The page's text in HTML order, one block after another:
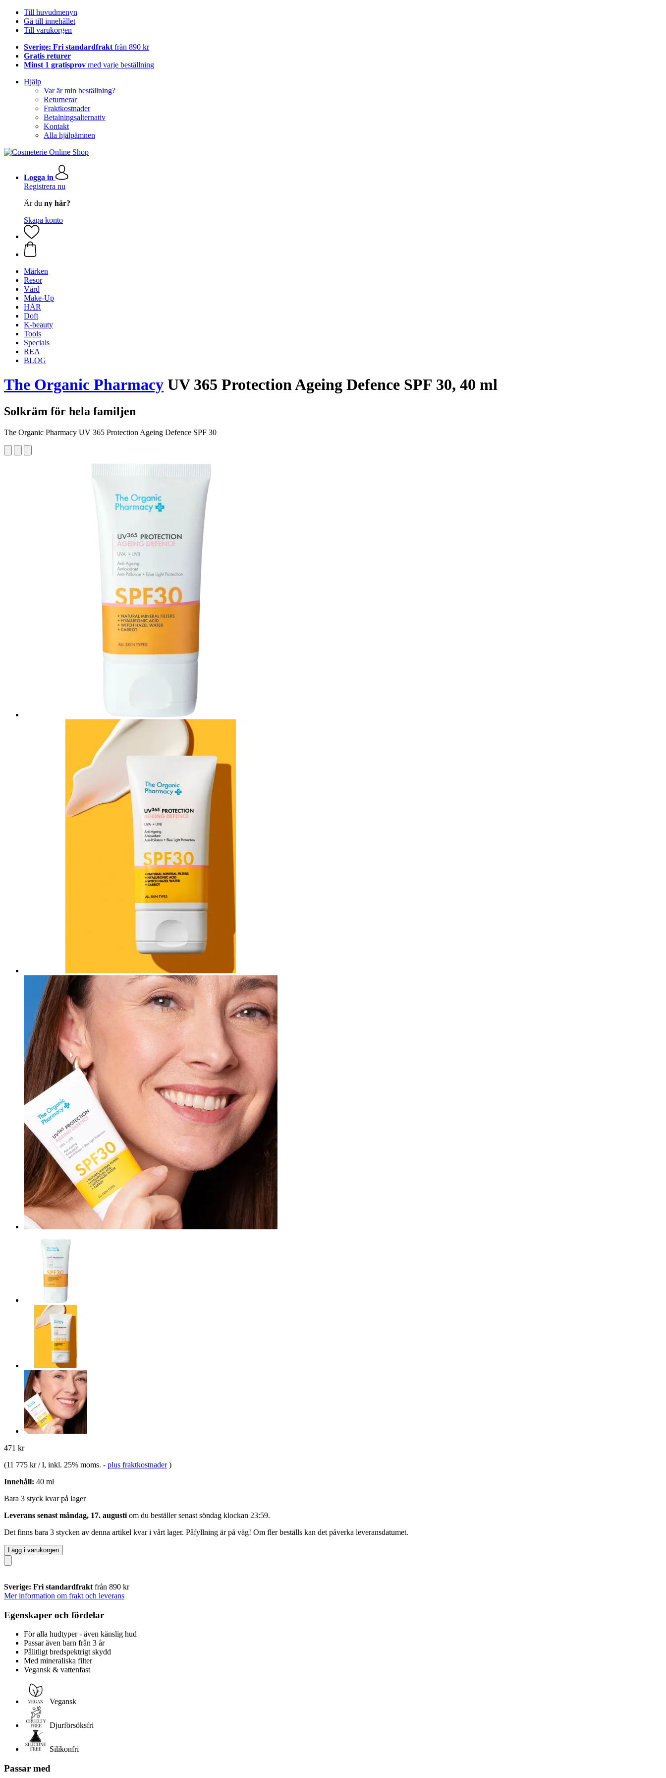
Till huvudmenyn
Gå till innehållet
Till varukorgen
Sverige: Fri standardfrakt från 890 kr
Gratis returer
Minst 1 gratisprov med varje beställning
Hjälp
Var är min beställning?
Returnerar
Fraktkostnader
Betalningsalternativ
Kontakt
Alla hjälpämnen
Logga in
Registrera nu
Är du ny här?
Skapa konto
Märken
Resor
Vård
Make-Up
HÅR
Doft
K-beauty
Tools
Specials
REA
BLOG
The Organic Pharmacy UV 365 Protection Ageing Defence SPF 30, 40 ml
Solkräm för hela familjen
The Organic Pharmacy UV 365 Protection Ageing Defence SPF 30
471 kr
(11 775 kr / l, inkl. 25% moms. - plus fraktkostnader )
Innehåll: 40 ml
Bara 3 styck kvar på lager
Leverans senast måndag, 17. augusti om du beställer senast söndag klockan 23:59.
Det finns bara 3 stycken av denna artikel kvar i vårt lager. Påfyllning är på väg! Om fler beställs kan det påverka leveransdatumet.
Lägg i varukorgen
Sverige: Fri standardfrakt från 890 kr
Mer information om frakt och leverans
Egenskaper och fördelar
För alla hudtyper - även känslig hud
Passar även barn från 3 år
Pålitligt bredspektrigt skydd
Med mineraliska filter
Vegansk & vattenfast
Vegansk
Djurförsöksfri
Silikonfri
Passar med